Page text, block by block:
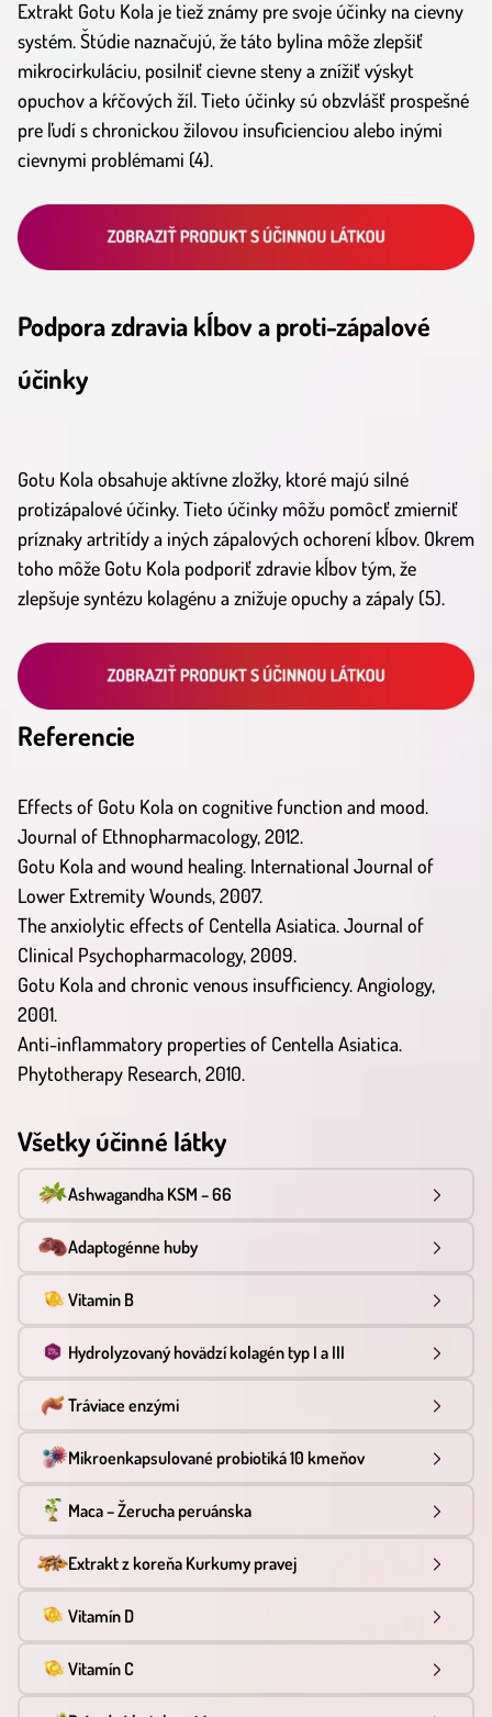
Extrakt Gotu Kola je tiež známy pre svoje účinky na cievny
systém. Štúdie naznačujú, že táto bylina môže zlepšiť
mikrocirkuláciu, posilniť cievne steny a znížiť výskyt
opuchov a kŕčových žíl. Tieto účinky sú obzvlášť prospešné
pre ľudí s chronickou žilovou insuficienciou alebo inými
cievnymi problémami (4).
Podpora zdravia kĺbov a proti-zápalové
účinky
Gotu Kola obsahuje aktívne zložky, ktoré majú silné
protizápalové účinky. Tieto účinky môžu pomôcť zmierniť
príznaky artritídy a iných zápalových ochorení kĺbov. Okrem
toho môže Gotu Kola podporiť zdravie kĺbov tým, že
zlepšuje syntézu kolagénu a znižuje opuchy a zápaly (5).
Referencie
Effects of Gotu Kola on cognitive function and mood.
Journal of Ethnopharmacology, 2012.
Gotu Kola and wound healing. International Journal of
Lower Extremity Wounds, 2007.
The anxiolytic effects of Centella Asiatica. Journal of
Clinical Psychopharmacology, 2009.
Gotu Kola and chronic venous insufficiency. Angiology,
2001.
Anti-inflammatory properties of Centella Asiatica.
Phytotherapy Research, 2010.
Všetky účinné látky
Ashwagandha KSM – 66
Adaptogénne huby
Vitamin B
Hydrolyzovaný hovädzí kolagén typ I a III
Tráviace enzými
Mikroenkapsulované probiotiká 10 kmeňov
Maca – Žerucha peruánska
Extrakt z koreňa Kurkumy pravej
Vitamín D
Vitamín C